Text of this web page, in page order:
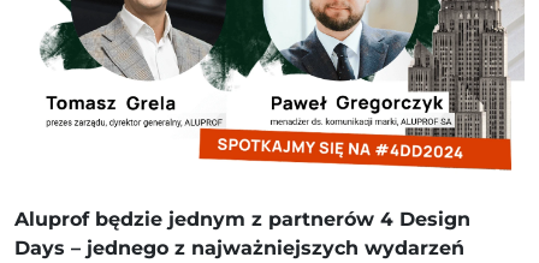
Aluprof będzie jednym z partnerów 4 Design
Days – jednego z najważniejszych wydarzeń